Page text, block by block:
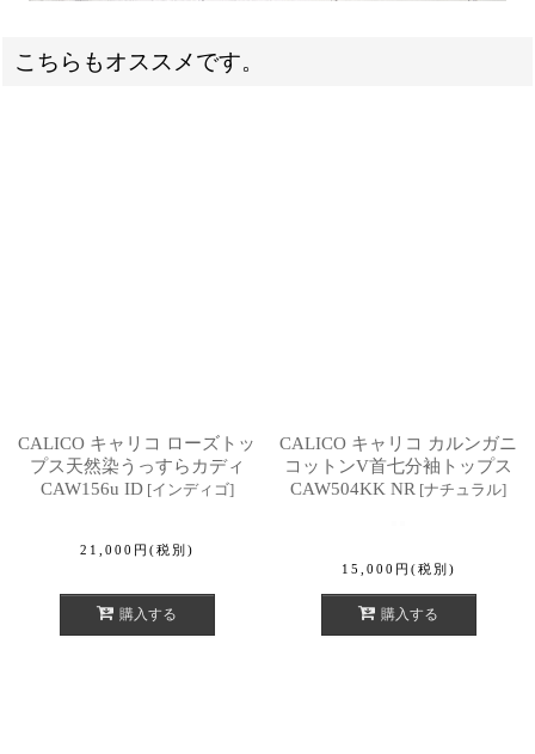
こちらもオススメです。
CALICO キャリコ ローズトッ
プス天然染うっすらカディ
CAW156u ID [インディゴ]
21,000 円 (税別)
購入する
CALICO キャリコ カルンガニ
コットンV首七分袖トップス
CAW504KK NR [ナチュラル]
15,000 円 (税別)
購入する